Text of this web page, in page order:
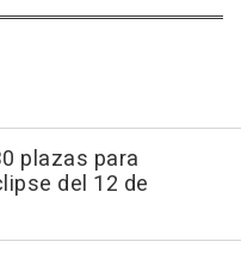
plazas para
del 12 de